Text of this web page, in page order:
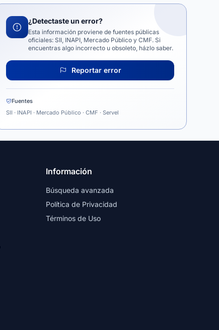
¿Detectaste un error?
Esta información proviene de fuentes públicas
oficiales: SII, INAPI, Mercado Público y CMF. Si
encuentras algo incorrecto u obsoleto, házlo saber.
Reportar error
Fuentes
SII · INAPI · Mercado Público · CMF · Servel
Información
Búsqueda avanzada
Política de Privacidad
Términos de Uso